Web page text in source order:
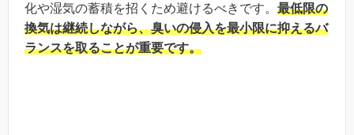
化や湿気の蓄積を招くため避けるべきです。 最低限の
換気は継続しながら、臭いの侵入を最小限に抑えるバ
ランスを取ることが重要です。